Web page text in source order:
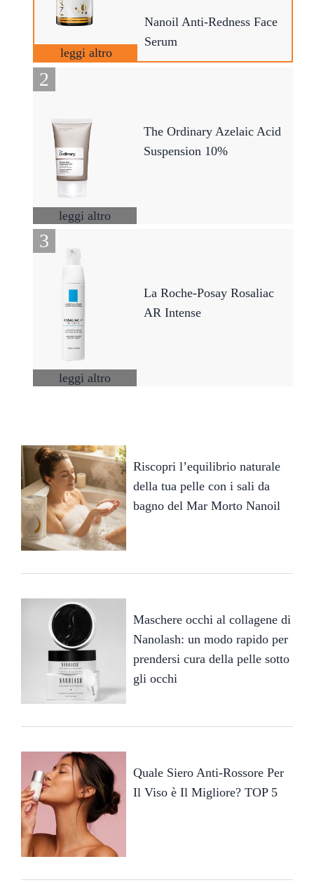
Nanoil Anti-Redness Face
Serum
leggi altro
The Ordinary Azelaic Acid
Suspension 10%
leggi altro
La Roche-Posay Rosaliac
AR Intense
leggi altro
Riscopri l’equilibrio naturale
della tua pelle con i sali da
bagno del Mar Morto Nanoil
Maschere occhi al collagene di
Nanolash: un modo rapido per
prendersi cura della pelle sotto
gli occhi
Quale Siero Anti-Rossore Per
Il Viso è Il Migliore? TOP 5